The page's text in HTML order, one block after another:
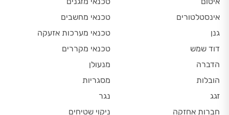
אינסטלטורים
גנן
דוד שמש
הדברה
הובלות
זגג
חברות אחזקה
טכנאי מחשבים
טכנאי מערכות אזעקה
טכנאי מקררים
מנעולן
מסגריות
נגר
ניקוי שטיחים